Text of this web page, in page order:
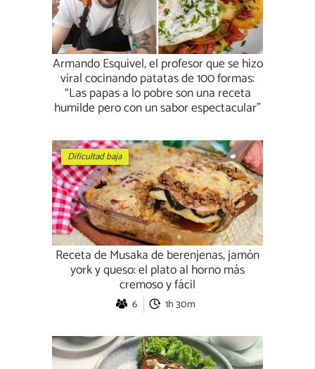
Armando Esquivel, el profesor que se hizo
viral cocinando patatas de 100 formas:
“Las papas a lo pobre son una receta
humilde pero con un sabor espectacular”
Dificultad baja
Receta de Musaka de berenjenas, jamón
york y queso: el plato al horno más
cremoso y fácil
6 1h 30m